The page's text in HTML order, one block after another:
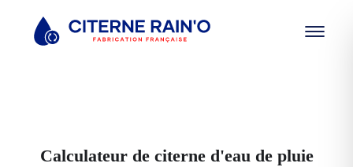
Calculateur de citerne d'eau de pluie